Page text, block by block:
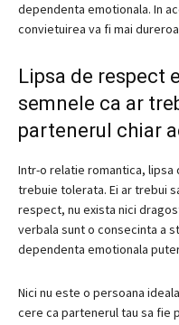
dependenta emotionala. In
convietuirea va fi mai
Lipsa de respect
semnele ca ar
partenerul chiar
Intr-o relatie romantica, lipsa
trebuie tolerata. Ei ar trebui
respect, nu exista nici
verbala sunt o consecinta a
dependenta emotionala
Nici nu este o persoana
cere ca partenerul tau sa fie